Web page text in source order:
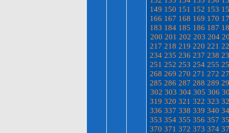
149 150 151 152 153
166 167 168 169 170
183 184 185 186 187
200 201 202 203 204
217 218 219 220 221
234 235 236 237 238
251 252 253 254 255
268 269 270 271 272
285 286 287 288 289
302 303 304 305 306
319 320 321 322 323
336 337 338 339 340
353 354 355 356 357
370 371 372 373 374